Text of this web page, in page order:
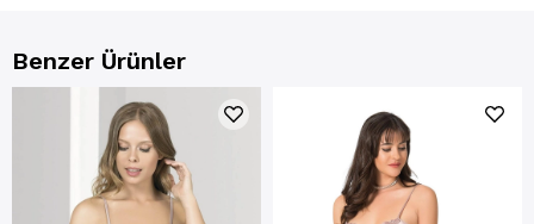
Benzer Ürünler